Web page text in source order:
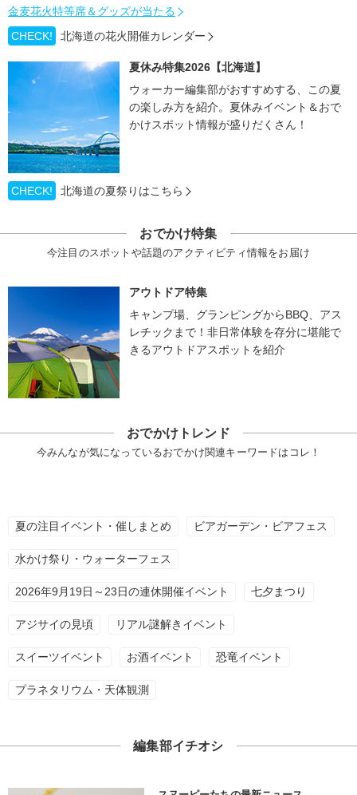
金麦花火特等席＆グッズが当たる
CHECK!
北海道の花火開催カレンダー
夏休み特集2026【北海道】
ウォーカー編集部がおすすめする、この夏
の楽しみ方を紹介。夏休みイベント＆おで
かけスポット情報が盛りだくさん！
CHECK! 北海道の夏祭りはこちら
おでかけ特集
今注目のスポットや話題のアクティビティ情報をお届け
アウトドア特集
キャンプ場、グランピングからBBQ、アス
レチックまで！非日常体験を存分に堪能で
きるアウトドアスポットを紹介
おでかけトレンド
今みんなが気になっているおでかけ関連キーワードはコレ！
夏の注目イベント・催しまとめ ビアガーデン・ビアフェス
水かけ祭り・ウォーターフェス
2026年9月19日～23日の連休開催イベント 七夕まつり
アジサイの見頃 リアル謎解きイベント
スイーツイベント お酒イベント 恐竜イベント
プラネタリウム・天体観測
編集部イチオシ